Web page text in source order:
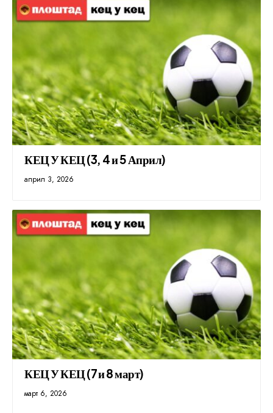
КЕЦ У КЕЦ (3, 4 и 5 Април)
април 3, 2026
КЕЦ У КЕЦ (7 и 8 март)
март 6, 2026